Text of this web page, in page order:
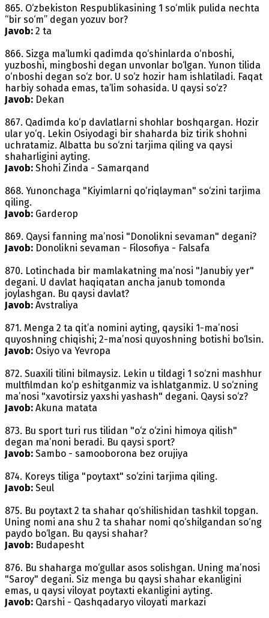
865. O‘zbekiston Respublikasining 1 so‘mlik pulida nechta
“bir so‘m” degan yozuv bor?
Javob: 2 ta
866. Sizga ma’lumki qadimda qo‘shinlarda o‘nboshi,
yuzboshi, mingboshi degan unvonlar bo‘lgan. Yunon tilida
o‘nboshi degan so‘z bor. U so‘z hozir ham ishlatiladi. Faqat
harbiy sohada emas, ta’lim sohasida. U qaysi so‘z?
Javob: Dekan
867. Qadimda ko‘p davlatlarni shohlar boshqargan. Hozir
ular yo‘q. Lekin Osiyodagi bir shaharda biz tirik shohni
uchratamiz. Albatta bu so‘zni tarjima qiling va qaysi
shaharligini ayting.
Javob: Shohi Zinda - Samarqand
868. Yunonchaga "Kiyimlarni qo‘riqlayman" so‘zini tarjima
qiling.
Javob: Garderop
869. Qaysi fanning ma’nosi "Donolikni sevaman" degani?
Javob: Donolikni sevaman - Filosofiya - Falsafa
870. Lotinchada bir mamlakatning ma’nosi "Janubiy yer"
degani. U davlat haqiqatan ancha janub tomonda
joylashgan. Bu qaysi davlat?
Javob: Avstraliya
871. Menga 2 ta qit’a nomini ayting, qaysiki 1-ma’nosi
quyoshning chiqishi; 2-ma’nosi quyoshning botishi bo‘lsin.
Javob: Osiyo va Yevropa
872. Suaxili tilini bilmaysiz. Lekin u tildagi 1 so‘zni mashhur
multfilmdan ko‘p eshitganmiz va ishlatganmiz. U so‘zning
ma’nosi "xavotirsiz yaxshi yashash" degani. Qaysi so‘z?
Javob: Akuna matata
873. Bu sport turi rus tilidan "o‘z o‘zini himoya qilish"
degan ma’noni beradi. Bu qaysi sport?
Javob: Sambo - samooborona bez orujiya
874. Koreys tiliga "poytaxt" so‘zini tarjima qiling.
Javob: Seul
875. Bu poytaxt 2 ta shahar qo‘shilishidan tashkil topgan.
Uning nomi ana shu 2 ta shahar nomi qo‘shilgandan so‘ng
paydo bo‘lgan. Bu qaysi shahar?
Javob: Budapesht
876. Bu shaharga mo‘gullar asos solishgan. Uning ma’nosi
"Saroy" degani. Siz menga bu qaysi shahar ekanligini
emas, u qaysi viloyat poytaxti ekanligini ayting.
Javob: Qarshi - Qashqadaryo viloyati markazi